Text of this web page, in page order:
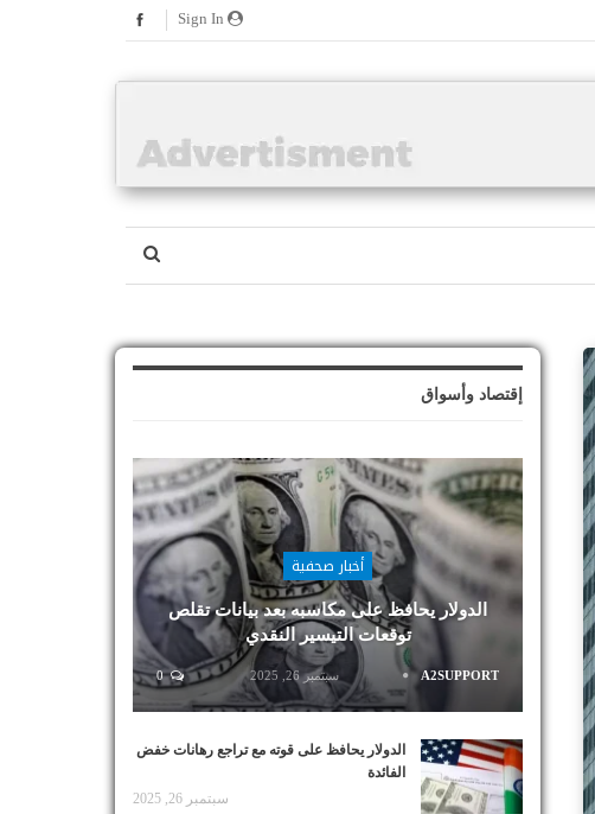
إقتصاد وأسواق
أخبار صحفية
الدولار يحافظ على مكاسبه بعد بيانات تقلص
توقعات التيسير النقدي
A2SUPPORT سبتمبر 26, 2025 0
الدولار يحافظ على قوته مع تراجع رهانات خفض
الفائدة
سبتمبر 26, 2025